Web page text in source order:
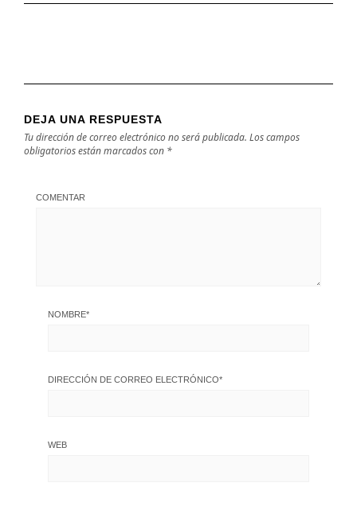
DEJA UNA RESPUESTA
Tu dirección de correo electrónico no será publicada. Los campos
obligatorios están marcados con *
COMENTAR
NOMBRE*
DIRECCIÓN DE CORREO ELECTRÓNICO*
WEB